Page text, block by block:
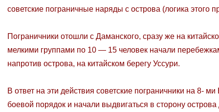
советские пограничные наряды с острова (логика этого
Пограничники отошли с Даманского, сразу же на
мелкими группами по 10 — 15 человек начали
напротив острова, на китайском берегу Уссури.
В ответ на эти действия советские пограничники на 8-
боевой порядок и начали выдвигаться в сторону